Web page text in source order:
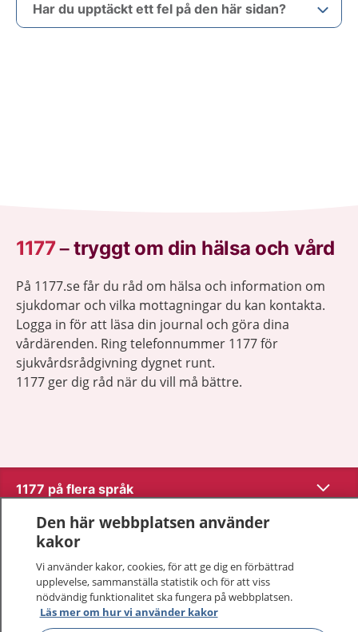
Har du upptäckt ett fel på den här sidan?
1177–tryggt om din hälsa och vård
På 1177.se får du råd om hälsa och information om
sjukdomar och vilka mottagningar du kan kontakta.
Logga in för att läsa din journal och göra dina
vårdärenden. Ring telefonnummer 1177 för
sjukvårdsrådgivning dygnet runt.
1177 ger dig råd när du vill må bättre.
1177 på flera språk Visa
Om 1177
Kontakt
Den här webbplatsen använder
kakor
Vi använder kakor, cookies, för att ge dig en förbättrad
upplevelse, sammanställa statistik och för att viss
nödvändig funktionalitet ska fungera på webbplatsen.
Läs mer om hur vi använder kakor